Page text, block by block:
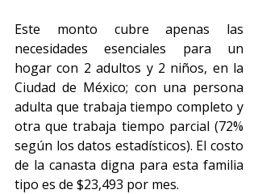
Este monto cubre apenas las
necesidades esenciales para un
hogar con 2 adultos y 2 niños, en la
Ciudad de México; con una persona
adulta que trabaja tiempo completo y
otra que trabaja tiempo parcial (72%
según los datos estadísticos). El costo
de la canasta digna para esta familia
tipo es de $23,493 por mes.